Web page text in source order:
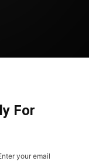
For
your email